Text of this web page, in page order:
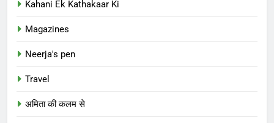
Kahani Ek Kathakaar Ki
Magazines
Neerja's pen
Travel
अमिता की कलम से